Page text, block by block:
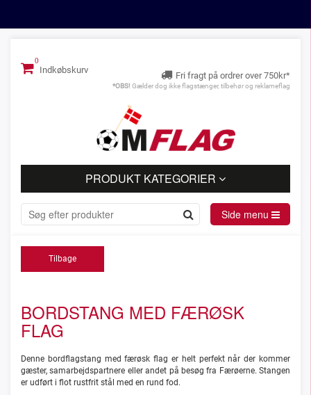
Indkøbskurv
Fri fragt på ordrer over 750kr*
*OBS! Gælder dog ikke flagstænger, tilbehør og reklameflag
PRODUKT KATEGORIER
Side menu
Tilbage
BORDSTANG MED FÆRØSK
FLAG
Denne bordflagstang med færøsk flag er helt perfekt når der kommer
gæster, samarbejdspartnere eller andet på besøg fra Færøerne. Stangen
er udført i flot rustfrit stål med en rund fod.